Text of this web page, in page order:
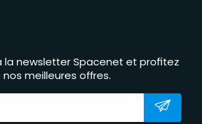
la newsletter Spacenet et profitez
nos meilleures offres.